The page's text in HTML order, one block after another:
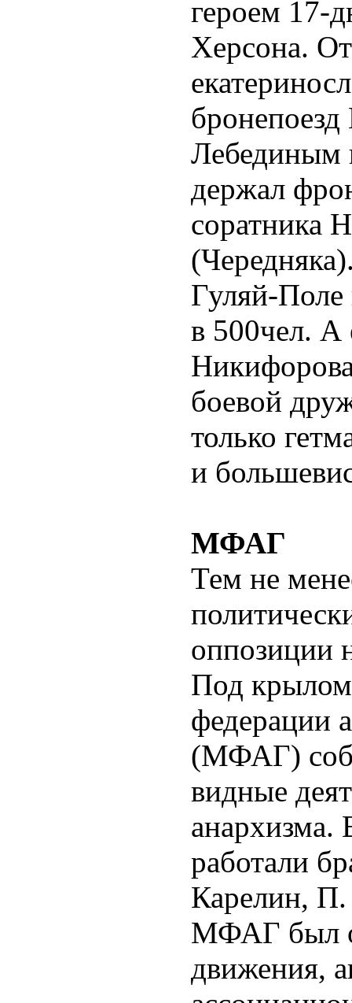
героем 17-
Херсона.
Лебединым
держал
соратника
Гуляй-Поле
в 500чел. А
боевой
только
и
МФАГ
Тем не
оппозиции
Под
федерации
(МФАГ)
видные
анархизма.
работали
Карелин,
МФАГ был
движения,